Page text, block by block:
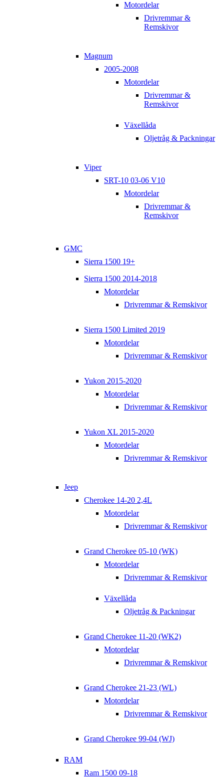
Motordelar
Drivremmar &
Remskivor
Magnum
2005-2008
Motordelar
Drivremmar &
Remskivor
Växellåda
Oljetråg & Packningar
Viper
SRT-10 03-06 V10
Motordelar
Drivremmar &
Remskivor
GMC
Sierra 1500 19+
Sierra 1500 2014-2018
Motordelar
Drivremmar & Remskivor
Sierra 1500 Limited 2019
Motordelar
Drivremmar & Remskivor
Yukon 2015-2020
Motordelar
Drivremmar & Remskivor
Yukon XL 2015-2020
Motordelar
Drivremmar & Remskivor
Jeep
Cherokee 14-20 2,4L
Motordelar
Drivremmar & Remskivor
Grand Cherokee 05-10 (WK)
Motordelar
Drivremmar & Remskivor
Växellåda
Oljetråg & Packningar
Grand Cherokee 11-20 (WK2)
Motordelar
Drivremmar & Remskivor
Grand Cherokee 21-23 (WL)
Motordelar
Drivremmar & Remskivor
Grand Cherokee 99-04 (WJ)
RAM
Ram 1500 09-18